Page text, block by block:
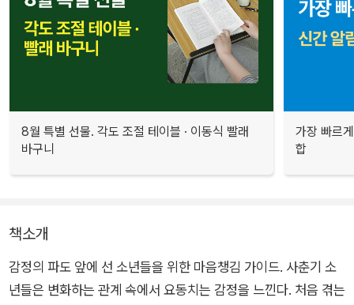
8월 특별 선물. 각도 조절 테이블 · 이동식 빨래
바구니
가장 빠르
합
책소개
감정의 파도 앞에 선 소년들을 위한 마음챙김 가이드. 사춘기 소
년들은 변화하는 관계 속에서 요동치는 감정을 느낀다. 처음 겪는